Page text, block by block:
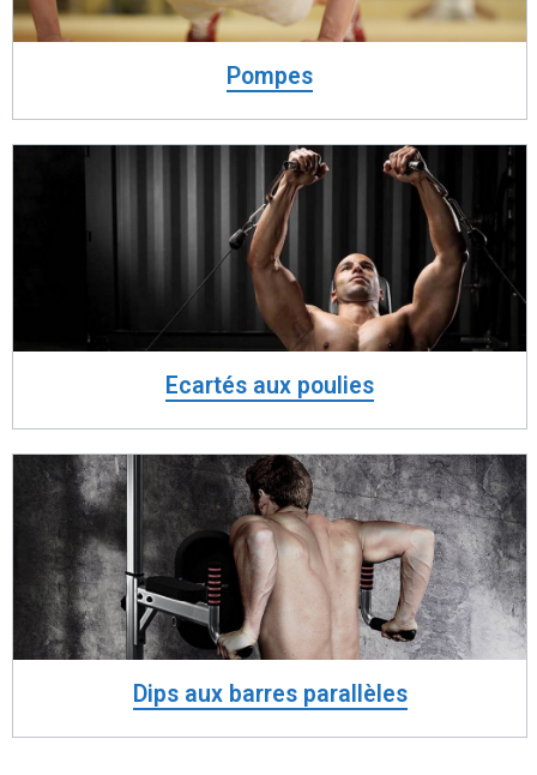
Pompes
Ecartés aux poulies
Dips aux barres parallèles